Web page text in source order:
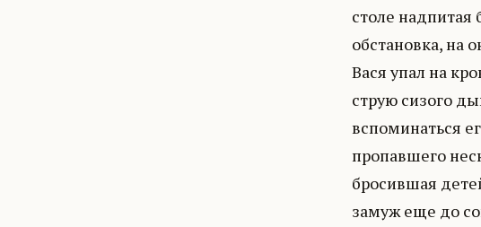
столе надпитая
обстановка, на
Вася упал на
струю сизого
вспоминаться
пропавшего
бросившая
замуж еще до